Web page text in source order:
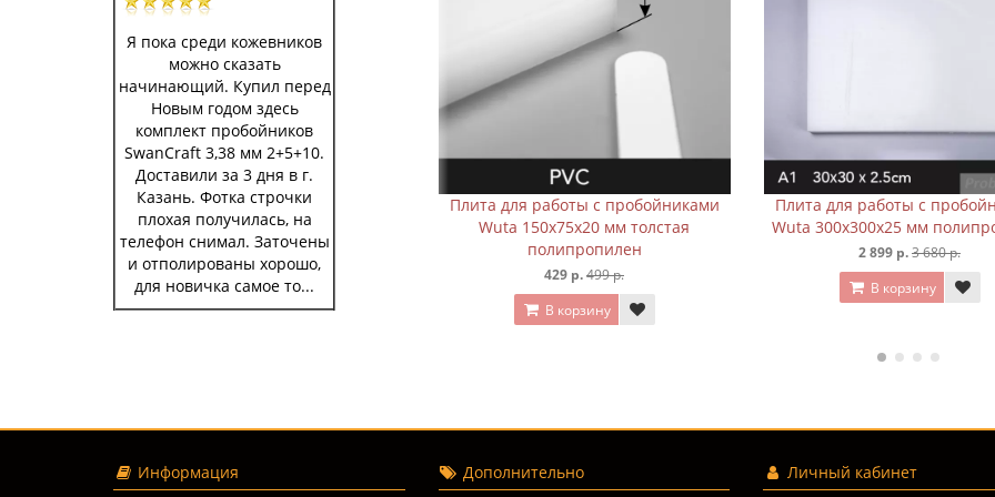
Я пока среди кожевников
можно сказать
начинающий. Купил перед
Новым годом здесь
комплект пробойников
SwanCraft 3,38 мм 2+5+10.
Доставили за 3 дня в г.
Казань. Фотка строчки
плохая получилась, на
телефон снимал. Заточены
и отполированы хорошо,
для новичка самое то...
Плита для работы с пробойниками
Wuta 150х75х20 мм толстая
полипропилен
429 р. 499 р.
В корзину
Плита для работы с пробойниками
Wuta 300х300х25 мм полипропилен
2 899 р.3 680 р.
В корзину
Звукопоглощающая
плиту Aige 200х300х5 мм
399 р.469 р.
В корзину
Информация Дополнительно Личный кабинет